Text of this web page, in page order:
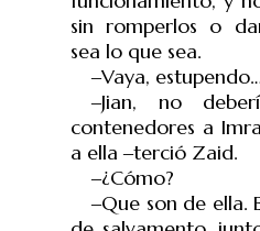
sin romperlos o
sea lo que sea.
‒Vaya,
‒Jian, no
contenedores a
a ella‒terció Zaid.
‒¿Cómo?
‒Que son de ella.